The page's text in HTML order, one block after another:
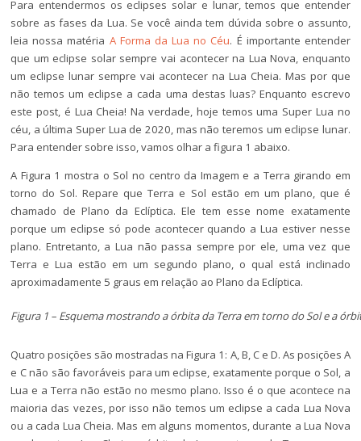
Para entendermos os eclipses solar e lunar, temos que entender
sobre as fases da Lua. Se você ainda tem dúvida sobre o assunto,
leia nossa matéria A Forma da Lua no Céu. É importante entender
que um eclipse solar sempre vai acontecer na Lua Nova, enquanto
um eclipse lunar sempre vai acontecer na Lua Cheia. Mas por que
não temos um eclipse a cada uma destas luas? Enquanto escrevo
este post, é Lua Cheia! Na verdade, hoje temos uma Super Lua no
céu, a última Super Lua de 2020, mas não teremos um eclipse lunar.
Para entender sobre isso, vamos olhar a figura 1 abaixo.
A Figura 1 mostra o Sol no centro da Imagem e a Terra girando em
torno do Sol. Repare que Terra e Sol estão em um plano, que é
chamado de Plano da Eclíptica. Ele tem esse nome exatamente
porque um eclipse só pode acontecer quando a Lua estiver nesse
plano. Entretanto, a Lua não passa sempre por ele, uma vez que
Terra e Lua estão em um segundo plano, o qual está inclinado
aproximadamente 5 graus em relação ao Plano da Eclíptica.
Figura 1 – Esquema mostrando a órbita da Terra em torno do Sol e a
Quatro posições são mostradas na Figura 1: A, B, C e D. As posições A
e C não são favoráveis para um eclipse, exatamente porque o Sol, a
Lua e a Terra não estão no mesmo plano. Isso é o que acontece na
maioria das vezes, por isso não temos um eclipse a cada Lua Nova
ou a cada Lua Cheia. Mas em alguns momentos, durante a Lua Nova